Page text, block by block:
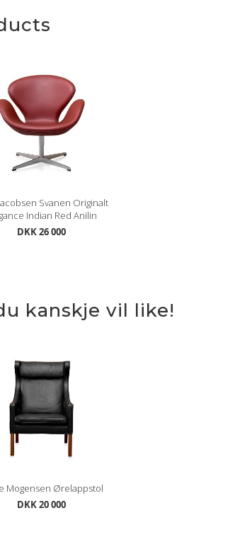
Svanen Originalt
Indian Red Anilin
DKK 26 000
kanskje vil like!
Mogensen Ørelappstol
DKK 20 000